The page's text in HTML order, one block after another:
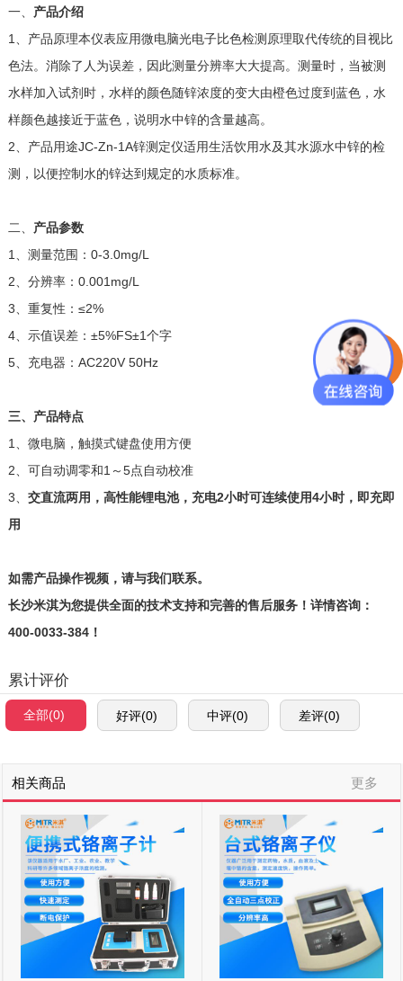
一、 产品介绍
1、 产品原理本仪表应用微电脑光电子比色检测原理取代传统的目视比
色法。消除了人为误差，因此测量分辨率大大提高。测量时，当被测
水样加入试剂时，水样的颜色随锌浓度的变大由橙色过度到蓝色，水
样颜色越接近于蓝色，说明水中锌的含量越高。
2、产品用途JC-Zn-1A锌测定仪适用生活饮用水及其水源水中锌的检
测，以便控制水的锌达到规定的水质标准。
二、 产品参数
1、 测量范围： 0-3.0mg/L
2、分辨率：0.001mg/L
3、重复性：≤2%
4、示值误差：±5%FS±1个字
5、充电器：AC220V 50Hz
三、产品特点
1、微电脑，触摸式键盘使用方便
2、可自动调零和1～5点自动校准
3、 交直流两用，高性能锂电池，充电2小时可连续使用4小时，即充即
用
如需产品操作视频，请与我们联系。
长沙米淇为您提供全面的技术支持和完善的售后服务！详情咨询：
400-0033-384！
累计评价
全部(0) 好评(0) 中评(0) 差评(0)
相关商品 更多